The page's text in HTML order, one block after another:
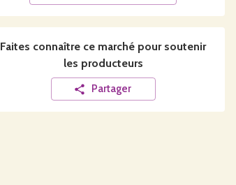
Faites connaître ce marché pour soutenir
les producteurs
Partager